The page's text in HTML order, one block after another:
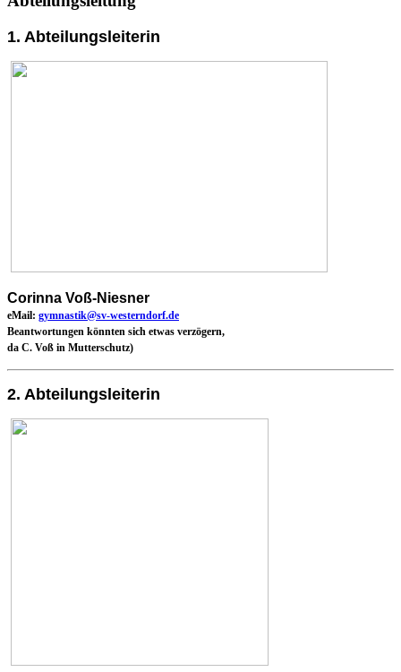
1. Abteilungsleiterin
Corinna Voß-Niesner
eMail: gymnastik@sv-westerndorf.de
Beantwortungen könnten sich etwas verzögern,
da C. Voß in Mutterschutz)
2. Abteilungsleiterin